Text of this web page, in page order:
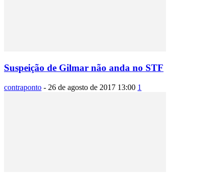
Suspeição de Gilmar não anda no STF
contraponto - 26 de agosto de 2017 13:00 1